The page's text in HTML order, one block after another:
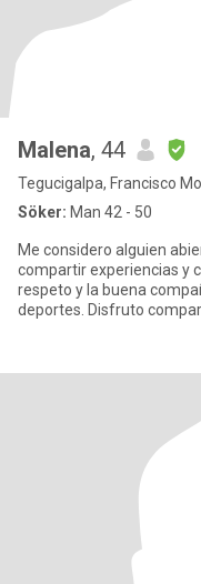
Malena, 44
Tegucigalpa, Francisco
Söker: Man 42 - 50
Me considero alguien
compartir experiencias y
respeto y la buena
deportes. Disfruto